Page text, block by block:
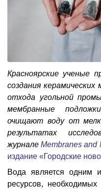
Красноярские ученые
создания
отхода угольной
мембранные
очищают воду от
результатах
журнале Membranes and
издание «Городские
Вода является одним
ресурсов,